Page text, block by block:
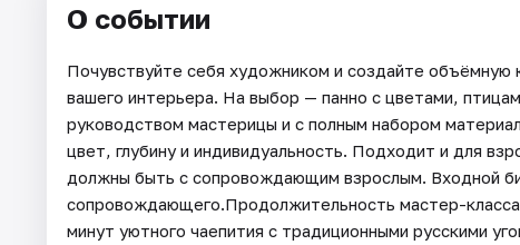
О событии
Почувствуйте себя художником и создайте объёмную
вашего интерьера. На выбор — панно с цветами,
руководством мастерицы и с полным набором
цвет, глубину и индивидуальность. Подходит и для
должны быть с сопровождающим взрослым. Входной
сопровождающего.Продолжительность мастер-
минут уютного чаепития с традиционными русскими